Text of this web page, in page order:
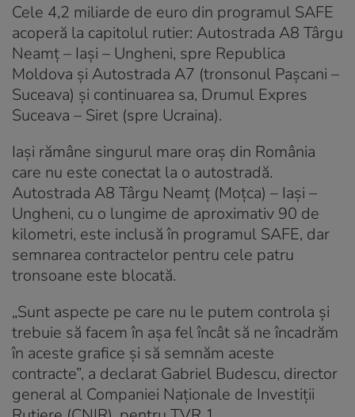
Cele 4,2 miliarde de euro din programul SAFE
acoperă la capitolul rutier: Autostrada A8 Târgu
Neamț – Iași – Ungheni, spre Republica
Moldova și Autostrada A7 (tronsonul Pașcani –
Suceava) și continuarea sa, Drumul Expres
Suceava – Siret (spre Ucraina).
Iași rămâne singurul mare oraș din România
care nu este conectat la o autostradă.
Autostrada A8 Târgu Neamţ (Moțca) – Iaşi –
Ungheni, cu o lungime de aproximativ 90 de
kilometri, este inclusă în programul SAFE, dar
semnarea contractelor pentru cele patru
tronsoane este blocată.
„Sunt aspecte pe care nu le putem controla și
trebuie să facem în așa fel încât să ne încadrăm
în aceste grafice și să semnăm aceste
contracte”, a declarat Gabriel Budescu, director
general al Companiei Naționale de Investiții